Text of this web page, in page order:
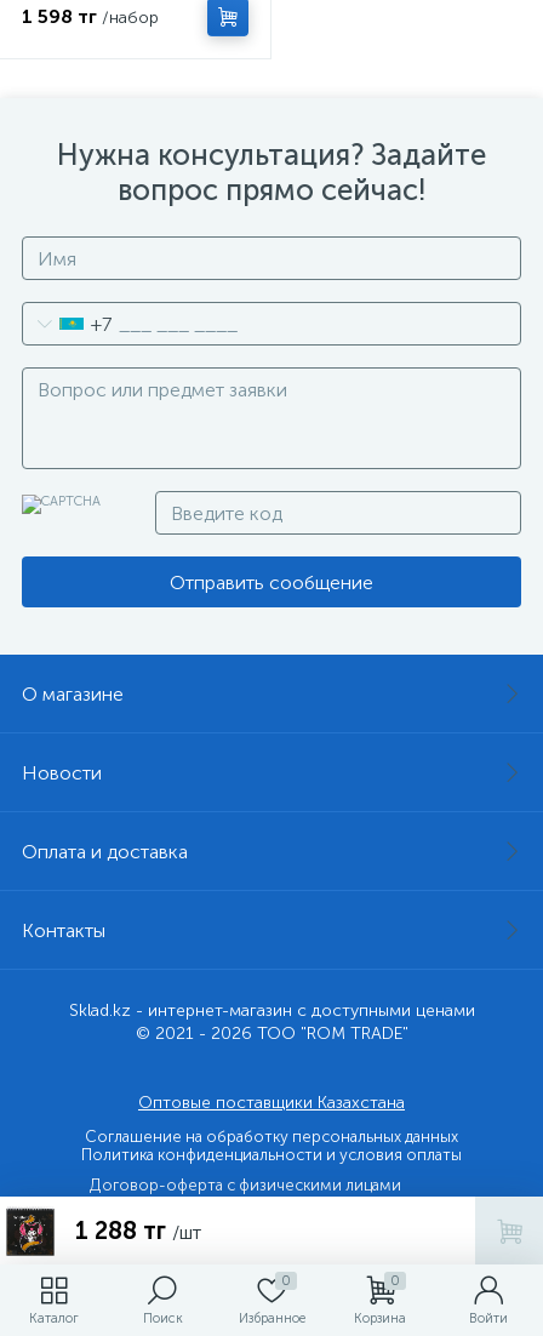
Каталог Поиск
0
Избранное
0
Корзина Войти
1 288 тг /шт
1 598 тг /набор
Нужна консультация? Задайте
вопрос прямо сейчас!
+7
Отправить сообщение
О магазине
Новости
Оплата и доставка
Контакты
Sklad.kz - интернет-магазин с доступными ценами
© 2021 - 2026 ТОО "ROM TRADE"
Оптовые поставщики Казахстана
Соглашение на обработку персональных данных
Политика конфиденциальности и условия оплаты
Договор-оферта с физическими лицами
Договор-оферта с юридическими лицами и ИП